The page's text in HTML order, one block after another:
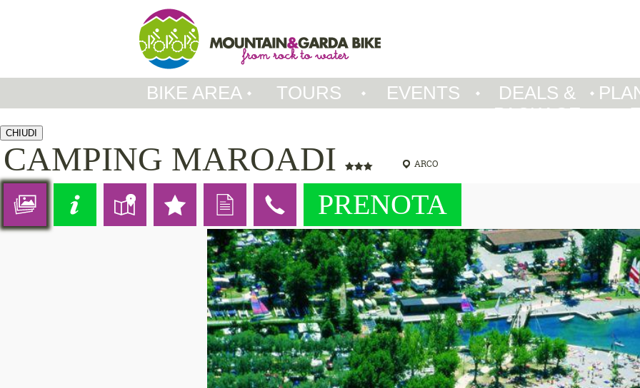
BIKE AREA TOURS EVENTS
DEALS &
PACKAGE
CHIUDI
CAMPING MAROADI ARCO
PRENOTA